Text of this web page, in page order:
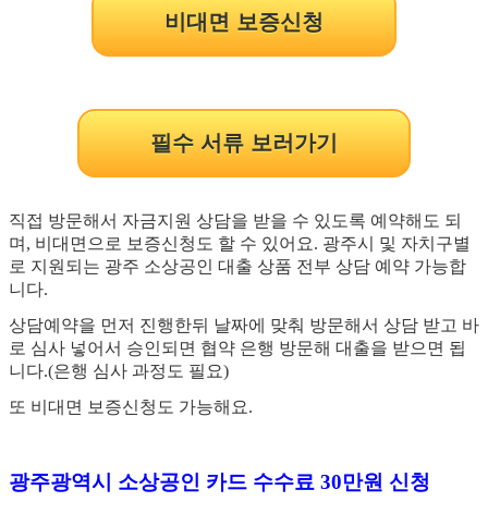
비대면 보증신청
필수 서류 보러가기
직접 방문해서 자금지원 상담을 받을 수 있도록 예약해도 되
며, 비대면으로 보증신청도 할 수 있어요. 광주시 및 자치구별
로 지원되는 광주 소상공인 대출 상품 전부 상담 예약 가능합
니다.
상담예약을 먼저 진행한뒤 날짜에 맞춰 방문해서 상담 받고 바
로 심사 넣어서 승인되면 협약 은행 방문해 대출을 받으면 됩
니다.(은행 심사 과정도 필요)
또 비대면 보증신청도 가능해요.
광주광역시 소상공인 카드 수수료 30만원 신청